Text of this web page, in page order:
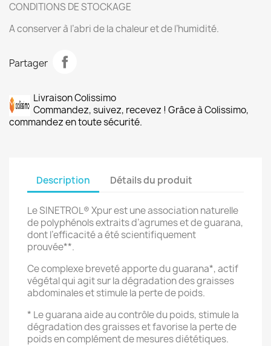
CONDITIONS DE STOCKAGE
A conserver à l’abri de la chaleur et de l’humidité.
Partager
Livraison Colissimo
Commandez, suivez, recevez ! Grâce à Colissimo,
commandez en toute sécurité.
Description Détails du produit
Le SINETROL® Xpur est une association naturelle
de polyphénols extraits d’agrumes et de guarana,
dont l’efficacité a été scientifiquement
prouvée**.
Ce complexe breveté apporte du guarana*, actif
végétal qui agit sur la dégradation des graisses
abdominales et stimule la perte de poids.
* Le guarana aide au contrôle du poids, stimule la
dégradation des graisses et favorise la perte de
poids en complément de mesures diététiques.